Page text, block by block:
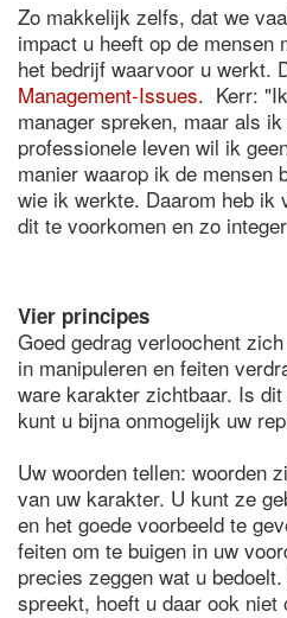
Zo makkelijk zelfs, dat we
impact u heeft op de mensen
het bedrijf waarvoor u werkt.
Management-Issues. Kerr:
manager spreken, maar als
professionele leven wil ik
manier waarop ik de mensen
wie ik werkte. Daarom heb ik
dit te voorkomen en zo
Vier principes
Goed gedrag verloochent
in manipuleren en feiten
ware karakter zichtbaar. Is
kunt u bijna onmogelijk uw
Uw woorden tellen: woorden
van uw karakter. U kunt ze
en het goede voorbeeld te
feiten om te buigen in uw
precies zeggen wat u
spreekt, hoeft u daar ook niet